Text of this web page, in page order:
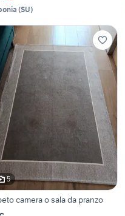
(SU)
5
camera o sala da pranzo